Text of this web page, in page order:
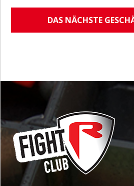
DAS NÄCHSTE